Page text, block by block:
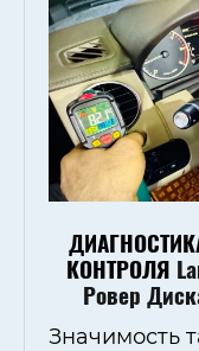
КОНТРОЛЯ
Ровер
Значимость